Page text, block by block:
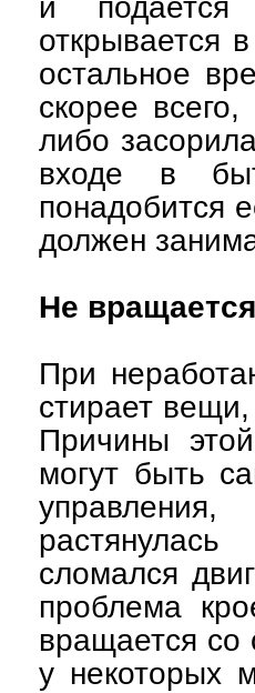
открывается
остальное
скорее
либо
входе в
понадобится
должен
Не
При
стирает
Причины
могут быть
сломался
проблема
вращается со
у некоторых